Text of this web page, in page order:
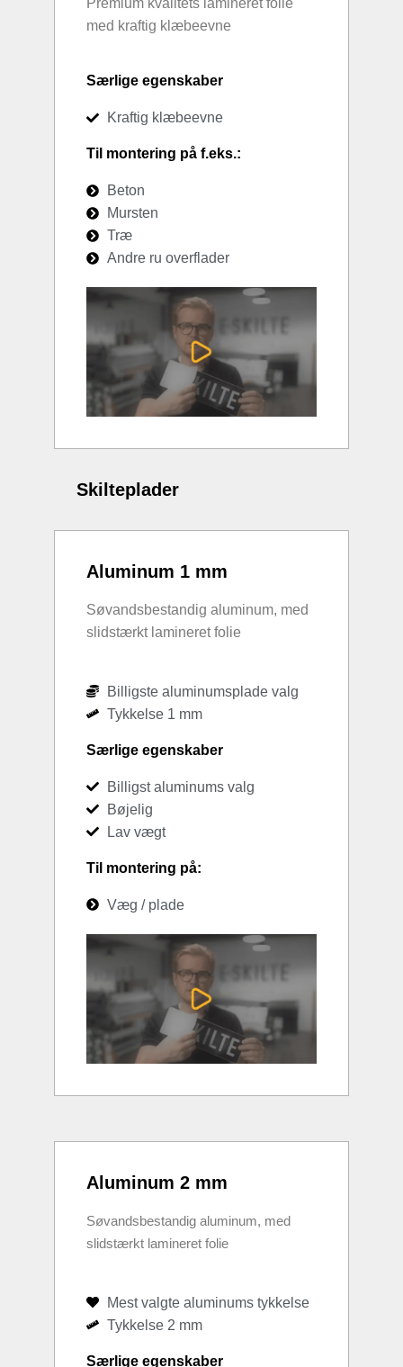
Premium kvalitets lamineret folie
med kraftig klæbeevne
Særlige egenskaber
Kraftig klæbeevne
Til montering på f.eks.:
Beton
Mursten
Træ
Andre ru overflader
Skilteplader
Aluminum 1 mm
Søvandsbestandig aluminum, med
slidstærkt lamineret folie
Billigste aluminumsplade valg
Tykkelse 1 mm
Særlige egenskaber
Billigst aluminums valg
Bøjelig
Lav vægt
Til montering på:
Væg / plade
Aluminum 2 mm
Søvandsbestandig aluminum, med
slidstærkt lamineret folie
Mest valgte aluminums tykkelse
Tykkelse 2 mm
Særlige egenskaber